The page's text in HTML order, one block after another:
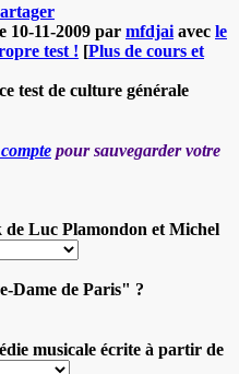
10-11-2009 par mfdjai avec le
test ! [Plus de cours et
test de culture générale
pour sauvegarder votre
de Luc Plamondon et Michel
Dame de Paris" ?
musicale écrite à partir de